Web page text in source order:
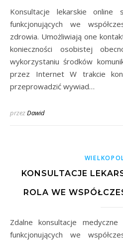
Konsultacje lekarskie online są jednym z rozwiązań
funkcjonujących we
zdrowia. Umożliwiają one
konieczności osobistej
wykorzystaniu środków
przez Internet W trakcie
przeprowadzić wywiad…
przezDawid
KONSULTACJE
ROLA WE
Zdalne konsultacje medyczne są jednym z rozwiązań
funkcjonujących we